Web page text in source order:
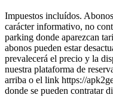
Impuestos incluídos.
carácter informativo, no
parking donde aparezcan
abonos pueden estar
prevalecerá el precio y la
nuestra plataforma de
arriba o el link https://
donde se pueden contratar